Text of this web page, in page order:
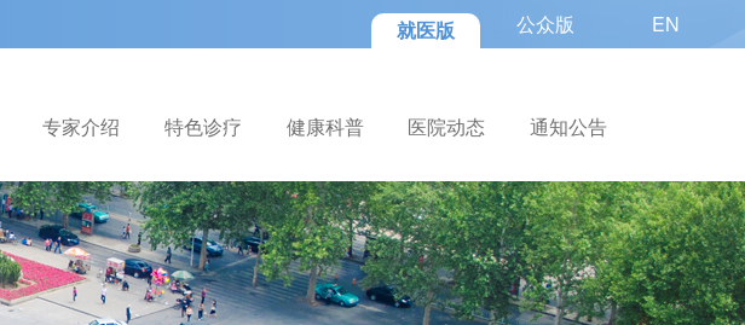
就医版 公众版 EN
专家介绍 特色诊疗 健康科普 医院动态 通知公告